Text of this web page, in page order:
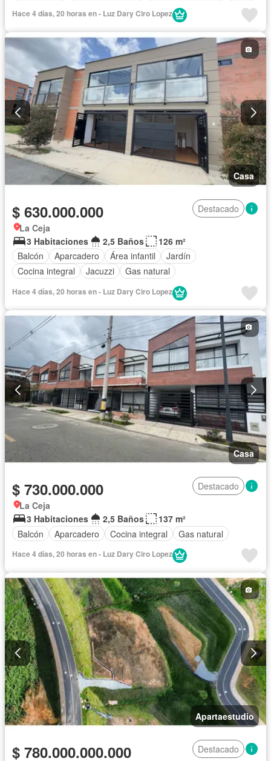
Seguridad privada
Agua
Hace 4 días, 20 horas en - Luz Dary Ciro Lopez
Casa
$ 630.000.000
Destacado
La Ceja
3 Habitaciones
2,5 Baños
126 m²
Balcón
Aparcadero Área infantil
Jardín
Cocina integral
Jacuzzi Gas natural
Hace 4 días, 20 horas en - Luz Dary Ciro Lopez
Casa
$ 730.000.000
Destacado
La Ceja
3 Habitaciones
2,5 Baños
137 m²
Balcón
Aparcadero Cocina integral Gas natural
Hace 4 días, 20 horas en - Luz Dary Ciro Lopez
Apartaestudio
$ 780.000.000.000 Destacado